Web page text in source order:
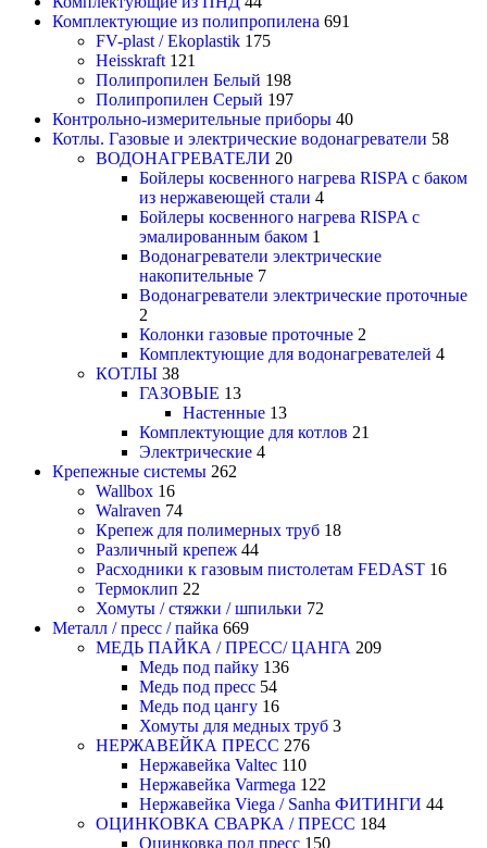
Комплектующие из полипропилена 691
FV-plast / Ekoplastik 175
Heisskraft 121
Полипропилен Белый 198
Полипропилен Серый 197
Контрольно-измерительные приборы 40
Котлы. Газовые и электрические водонагреватели 58
ВОДОНАГРЕВАТЕЛИ 20
Бойлеры косвенного нагрева RISPA с баком
из нержавеющей стали 4
Бойлеры косвенного нагрева RISPA с
эмалированным баком 1
Водонагреватели электрические
накопительные 7
Водонагреватели электрические проточные
2
Колонки газовые проточные 2
Комплектующие для водонагревателей 4
КОТЛЫ 38
ГАЗОВЫЕ 13
Настенные 13
Комплектующие для котлов 21
Электрические 4
Крепежные системы 262
Wallbox 16
Walraven 74
Крепеж для полимерных труб 18
Различный крепеж 44
Расходники к газовым пистолетам FEDAST 16
Термоклип 22
Хомуты / стяжки / шпильки 72
Металл / пресс / пайка 669
МЕДЬ ПАЙКА / ПРЕСС/ ЦАНГА 209
Медь под пайку 136
Медь под пресс 54
Медь под цангу 16
Хомуты для медных труб 3
НЕРЖАВЕЙКА ПРЕСС 276
Нержавейка Valtec 110
Нержавейка Varmega 122
Нержавейка Viega / Sanha ФИТИНГИ 44
ОЦИНКОВКА СВАРКА / ПРЕСС 184
Оцинковка под пресс 150